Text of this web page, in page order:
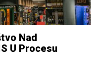
Nad
U Procesu